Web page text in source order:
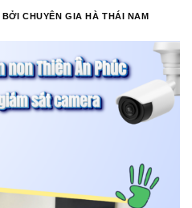
BỞICHUYÊN GIA HÀ THÁI NAM